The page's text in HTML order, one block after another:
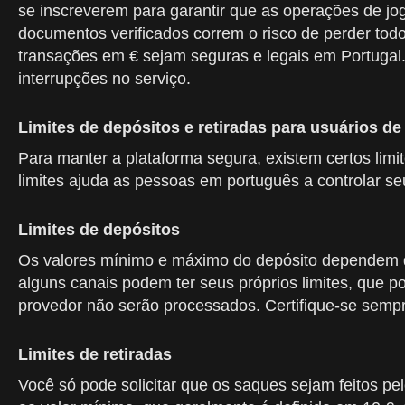
se inscreverem para garantir que as operações de
documentos verificados correm o risco de perder
transações em € sejam seguras e legais em
interrupções no serviço.
Limites de depósitos e retiradas para usuários
Para manter a plataforma segura, existem certos
limites ajuda as pessoas em português a controlar
Limites de depósitos
Os valores mínimo e máximo do depósito
alguns canais podem ter seus próprios limites, que
provedor não serão processados. Certifique-se
Limites de retiradas
Você só pode solicitar que os saques sejam feitos